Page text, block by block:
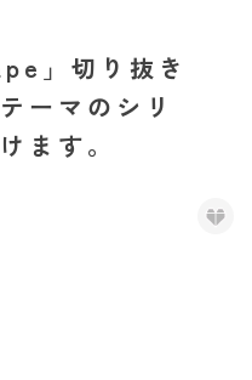
」切り抜き
ーマのシリ
ます。